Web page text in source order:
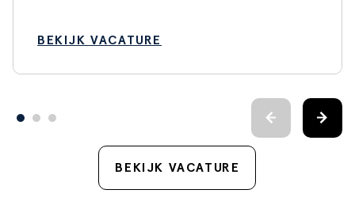
BEKIJK VACATURE
BEKIJK VACATURE